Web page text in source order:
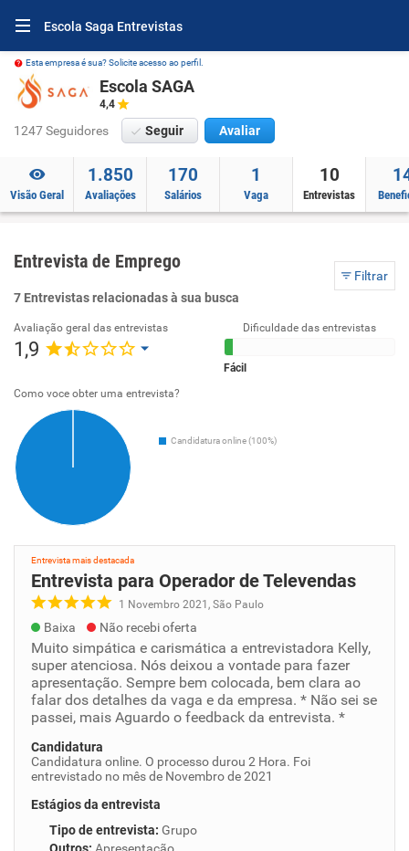
Escola Saga Entrevistas
Esta empresa é sua? Solicite acesso ao perfil.
Escola SAGA
4,4
1247 Seguidores Seguir Avaliar
Visão Geral
1.850
Avaliações
170
Salários
1
Vaga
10
Entrevistas
Entrevista de Emprego
Filtrar
7 Entrevistas relacionadas à sua busca
Avaliação geral das entrevistas
1,9
Dificuldade das entrevistas
Fácil
Como voce obter uma entrevista?
Candidatura online (100%)
Entrevista mais destacada
Entrevista para Operador de Televendas
1 Novembro 2021, São Paulo
Baixa Não recebi oferta
Muito simpática e carismática a entrevistadora Kelly,
super atenciosa. Nós deixou a vontade para fazer
apresentação. Sempre bem colocada, bem clara ao
falar dos detalhes da vaga e da empresa. * Não sei se
passei, mais Aguardo o feedback da entrevista. *
Candidatura
Candidatura online. O processo durou 2 Hora. Foi
entrevistado no mês de Novembro de 2021
Estágios da entrevista
Tipo de entrevista: Grupo